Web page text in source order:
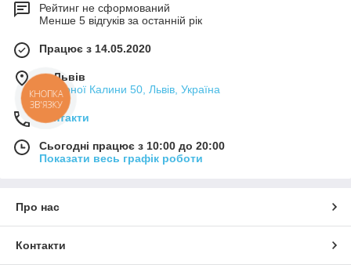
Рейтинг не сформований
Менше 5 відгуків за останній рік
Працює з 14.05.2020
м. Львів
Червоної Калини 50, Львів, Україна
Контакти
Сьогодні працює з 10:00 до 20:00
Показати весь графік роботи
Про нас
Контакти
КНОПКА
ЗВ'ЯЗКУ